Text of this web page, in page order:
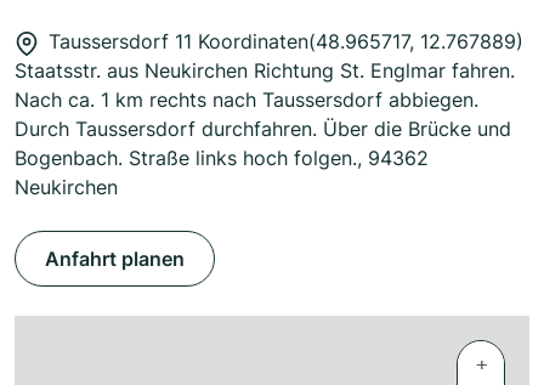
Taussersdorf 11 Koordinaten(48.965717, 12.767889)
Staatsstr. aus Neukirchen Richtung St. Englmar fahren.
Nach ca. 1 km rechts nach Taussersdorf abbiegen.
Durch Taussersdorf durchfahren. Über die Brücke und
Bogenbach. Straße links hoch folgen., 94362
Neukirchen
Anfahrt planen
+